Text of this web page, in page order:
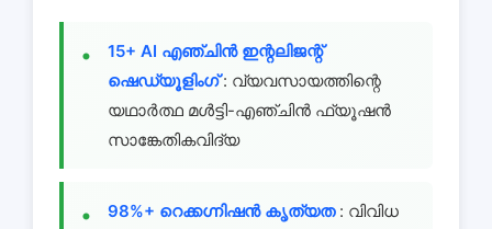
15+ AI എഞ്ചിൻ ഇന്റലിജന്റ്
ഷെഡ്യൂളിംഗ്: വ്യവസായത്തിന്റെ
യഥാർത്ഥ മൾട്ടി-എഞ്ചിൻ ഫ്യൂഷൻ
സാങ്കേതികവിദ്യ
98%+ റെക്കഗ്നിഷൻ കൃത്യത : വിവിധ